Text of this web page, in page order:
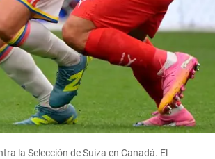
la Selección de Suiza en Canadá. El